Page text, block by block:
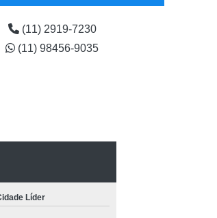
(11) 2919-7230
(11) 98456-9035
Líder